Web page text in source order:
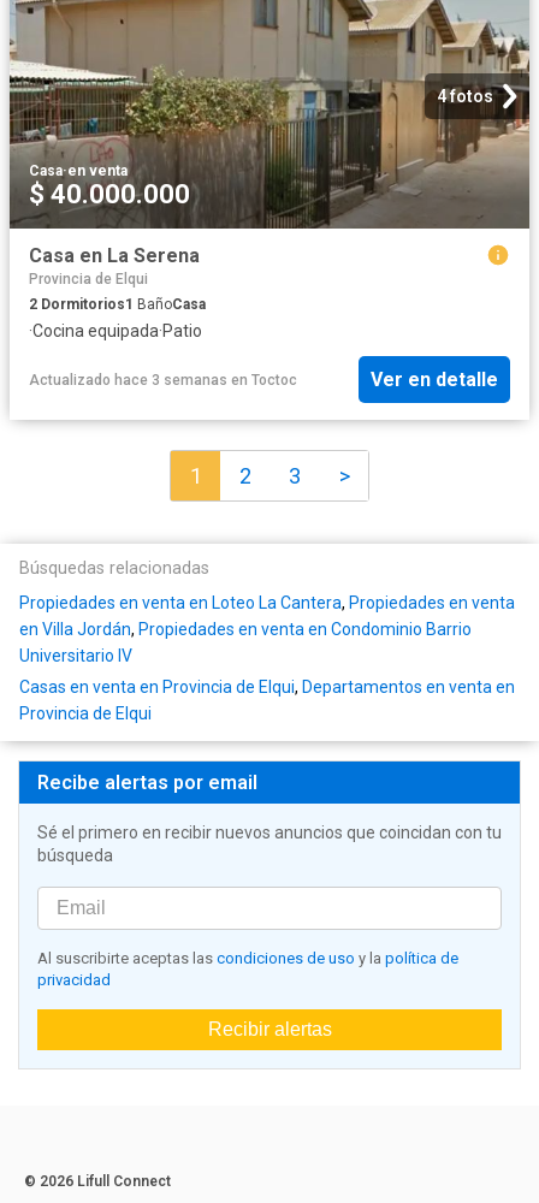
4 fotos
Casa·en venta
$ 40.000.000
Casa en La Serena
Provincia de Elqui
2 Dormitorios1 BañoCasa
·Cocina equipada·Patio
Actualizado hace 3 semanas en Toctoc Ver en detalle
1 2 3 >
Búsquedas relacionadas
Propiedades en venta en Loteo La Cantera, Propiedades en venta
en Villa Jordán, Propiedades en venta en Condominio Barrio
Universitario IV
Casas en venta en Provincia de Elqui, Departamentos en venta en
Provincia de Elqui
Recibe alertas por email
Sé el primero en recibir nuevos anuncios que coincidan con tu
búsqueda
Al suscribirte aceptas las condiciones de uso y la política de
privacidad
Recibir alertas
© 2026 Lifull Connect